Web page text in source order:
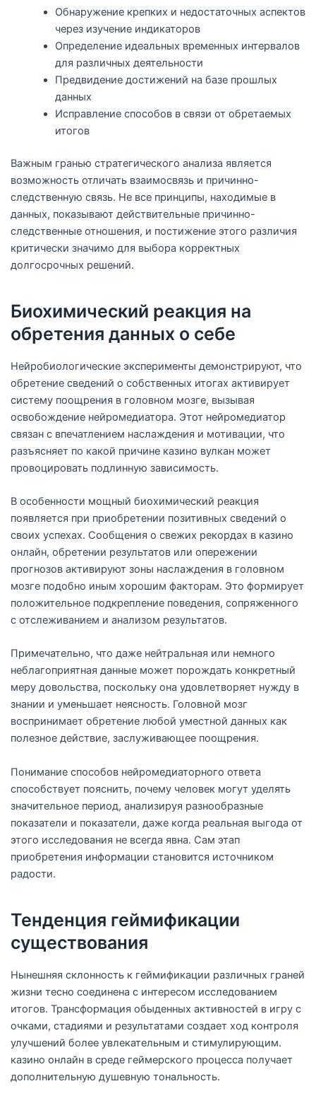
Обнаружение крепких и недостаточных аспектов
через изучение индикаторов
Определение идеальных временных интервалов
для различных деятельности
Предвидение достижений на базе прошлых
данных
Исправление способов в связи от обретаемых
итогов
Важным гранью стратегического анализа является
возможность отличать взаимосвязь и причинно-
следственную связь. Не все принципы, находимые в
данных, показывают действительные причинно-
следственные отношения, и постижение этого различия
критически значимо для выбора корректных
долгосрочных решений.
Биохимический реакция на
обретения данных о себе
Нейробиологические эксперименты демонстрируют, что
обретение сведений о собственных итогах активирует
систему поощрения в головном мозге, вызывая
освобождение нейромедиатора. Этот нейромедиатор
связан с впечатлением наслаждения и мотивации, что
разъясняет по какой причине казино вулкан может
провоцировать подлинную зависимость.
В особенности мощный биохимический реакция
появляется при приобретении позитивных сведений о
своих успехах. Сообщения о свежих рекордах в казино
онлайн, обретении результатов или опережении
прогнозов активируют зоны наслаждения в головном
мозге подобно иным хорошим факторам. Это формирует
положительное подкрепление поведения, сопряженного
с отслеживанием и анализом результатов.
Примечательно, что даже нейтральная или немного
неблагоприятная данные может порождать конкретный
меру довольства, поскольку она удовлетворяет нужду в
знании и уменьшает неясность. Головной мозг
воспринимает обретение любой уместной данных как
полезное действие, заслуживающее поощрения.
Понимание способов нейромедиаторного ответа
способствует пояснить, почему человек могут уделять
значительное период, анализируя разнообразные
показатели и показатели, даже когда реальная выгода от
этого исследования не всегда явна. Сам этап
приобретения информации становится источником
радости.
Тенденция геймификации
существования
Нынешняя склонность к геймификации различных граней
жизни тесно соединена с интересом исследованием
итогов. Трансформация обыденных активностей в игру с
очками, стадиями и результатами создает ход контроля
улучшений более увлекательным и стимулирующим.
казино онлайн в среде геймерского процесса получает
дополнительную душевную тональность.